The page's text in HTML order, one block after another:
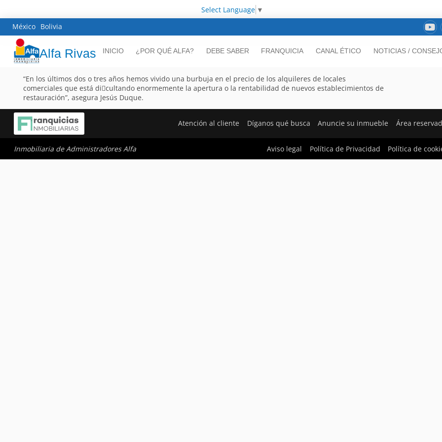
Select Language ▼
México Bolivia
Alfa Rivas INICIO ¿POR QUÉ ALFA? DEBE SABER FRANQUICIA CANAL ÉTICO NOTICIAS /
“En los últimos dos o tres años hemos vivido una burbuja en el precio de los alquileres de locales
comerciales que está di􀂦cultando enormemente la apertura o la rentabilidad de nuevos establecimientos de
restauración”, asegura Jesús Duque.
Atención al cliente Díganos qué busca Anuncie su inmueble Área
Inmobiliaria de Administradores Alfa Aviso legal Política de Privacidad Política de